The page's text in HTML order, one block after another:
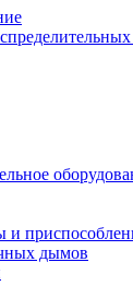
и
дымов